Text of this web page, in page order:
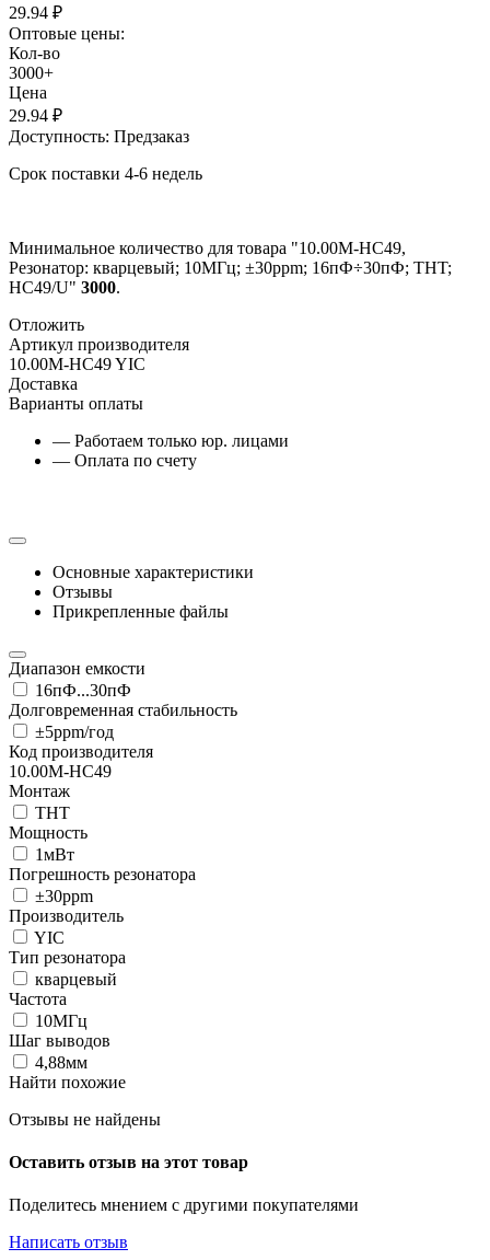
29.94 ₽
Оптовые цены:
Кол-во
3000+
Цена
29.94 ₽
Доступность: Предзаказ
Срок поставки 4-6 недель
Минимальное количество для товара "10.00M-HC49,
Резонатор: кварцевый; 10МГц; ±30ppm; 16пФ÷30пФ; THT;
HC49/U" 3000.
Отложить
Артикул производителя
10.00M-HC49 YIC
Доставка
Варианты оплаты
— Работаем только юр. лицами
— Оплата по счету
Основные характеристики
Отзывы
Прикрепленные файлы
Диапазон емкости
16пФ...30пФ
Долговременная стабильность
±5ppm/год
Код производителя
10.00M-HC49
Монтаж
THT
Мощность
1мВт
Погрешность резонатора
±30ppm
Производитель
YIC
Тип резонатора
кварцевый
Частота
10МГц
Шаг выводов
4,88мм
Найти похожие
Отзывы не найдены
Оставить отзыв на этот товар
Поделитесь мнением с другими покупателями
Написать отзыв